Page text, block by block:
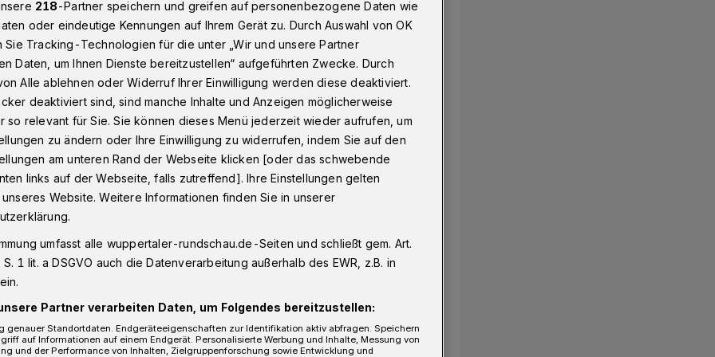
Christoph Butterwegge,
der Linken, ist am Dienstag (7.
CityKirche Elberfeld zu Gast.
218-Partner speichern und greifen auf personenbezogene Daten wie
oder eindeutige Kennungen auf Ihrem Gerät zu. Durch Auswahl von OK
Sie Tracking-Technologien für die unter „Wir und unsere Partner
Daten, um Ihnen Dienste bereitzustellen“ aufgeführten Zwecke. Durch
Alle ablehnen oder Widerruf Ihrer Einwilligung werden diese deaktiviert.
deaktiviert sind, sind manche Inhalte und Anzeigen möglicherweise
so relevant für Sie. Sie können dieses Menü jederzeit wieder aufrufen, um
zu ändern oder Ihre Einwilligung zu widerrufen, indem Sie auf den
am unteren Rand der Webseite klicken [oder das schwebende
links auf der Webseite, falls zutreffend]. Ihre Einstellungen gelten
Website. Weitere Informationen finden Sie in unserer
umfasst alle wuppertaler-rundschau.de-Seiten und schließt gem. Art.
1 lit. a DSGVO auch die Datenverarbeitung außerhalb des EWR, z.B. in
Partner verarbeiten Daten, um Folgendes bereitzustellen:
genauer Standortdaten. Endgeräteeigenschaften zur Identifikation aktiv abfragen. Speichern
auf Informationen auf einem Endgerät. Personalisierte Werbung und Inhalte, Messung von
und der Performance von Inhalten, Zielgruppenforschung sowie Entwicklung und